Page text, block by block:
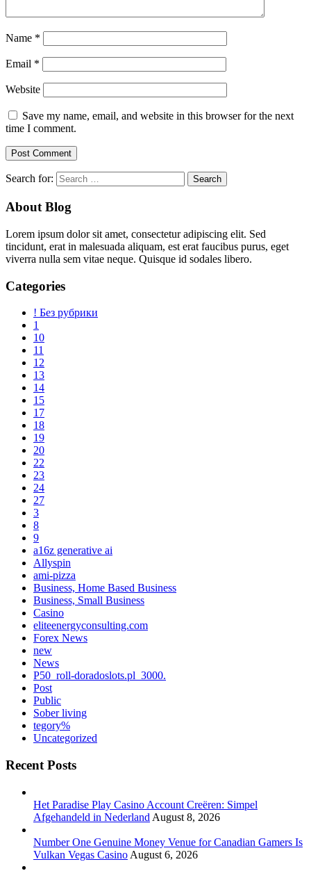
Name *
Email *
Website
Save my name, email, and website in this browser for the next
time I comment.
Search for:
About Blog
Lorem ipsum dolor sit amet, consectetur adipiscing elit. Sed
tincidunt, erat in malesuada aliquam, est erat faucibus purus, eget
viverra nulla sem vitae neque. Quisque id sodales libero.
Categories
! Без рубрики
1
10
11
12
13
14
15
17
18
19
20
22
23
24
27
3
8
9
a16z generative ai
Allyspin
ami-pizza
Business, Home Based Business
Business, Small Business
Casino
eliteenergyconsulting.com
Forex News
new
News
P50_roll-doradoslots.pl_3000.
Post
Public
Sober living
tegory%
Uncategorized
Recent Posts
Het Paradise Play Casino Account Creëren: Simpel
Afgehandeld in Nederland August 8, 2026
Number One Genuine Money Venue for Canadian Gamers Is
Vulkan Vegas Casino August 6, 2026